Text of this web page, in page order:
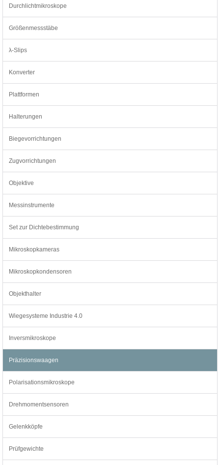
Durchlichtmikroskope
Größenmessstäbe
λ-Slips
Konverter
Plattformen
Halterungen
Biegevorrichtungen
Zugvorrichtungen
Objektive
Messinstrumente
Set zur Dichtebestimmung
Mikroskopkameras
Mikroskopkondensoren
Objekthalter
Wiegesysteme Industrie 4.0
Inversmikroskope
Präzisionswaagen
Polarisationsmikroskope
Drehmomentsensoren
Gelenkköpfe
Prüfgewichte